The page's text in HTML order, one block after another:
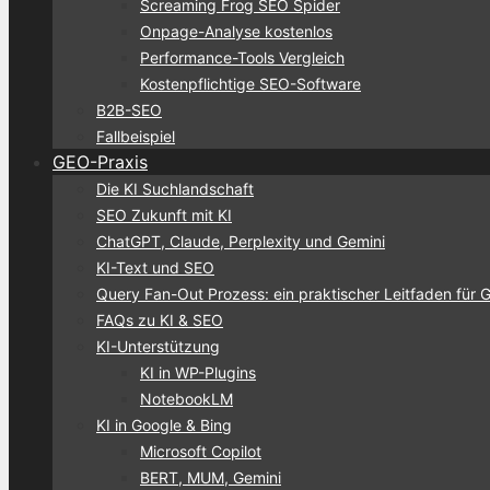
Screaming Frog SEO Spider
Onpage-Analyse kostenlos
Performance-Tools Vergleich
Kostenpflichtige SEO-Software
B2B-SEO
Fallbeispiel
GEO-Praxis
Die KI Suchlandschaft
SEO Zukunft mit KI
ChatGPT, Claude, Perplexity und Gemini
KI-Text und SEO
Query Fan-Out Prozess: ein praktischer Leitfaden für
FAQs zu KI & SEO
KI-Unterstützung
KI in WP-Plugins
NotebookLM
KI in Google & Bing
Microsoft Copilot
BERT, MUM, Gemini